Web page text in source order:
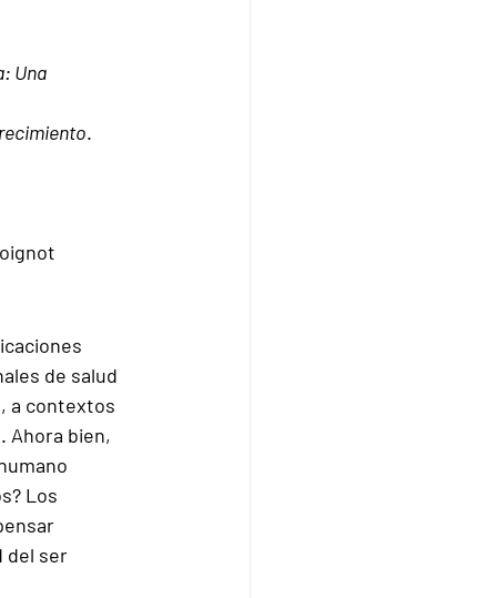
Una
.
de salud
a contextos
Ahora bien,
Los
del ser